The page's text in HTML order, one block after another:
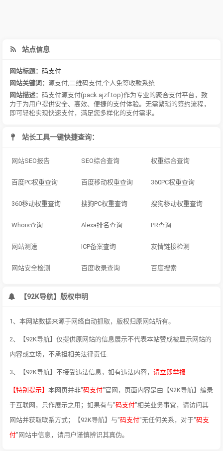
站点信息
网站标题： 码支付
网站关键词： 源支付 二维码支付 个人免签收款系统
网站描述： 码支付源支付(pack.ajzf.top)作为专业的聚合支付平台，致
力于为用户提供安全、高效、便捷的支付体验。无需繁琐的签约流程，
即可轻松实现快速支付，满足您多样化的支付需求。
站长工具一键快捷查询：
网站SEO报告 SEO综合查询 权重综合查询
百度PC权重查询 百度移动权重查询 360PC权重查询
360移动权重查询 搜狗PC权重查询 搜狗移动权重查询
Whois查询 Alexa排名查询 PR查询
网站测速 ICP备案查询 友情链接检测
网站安全检测 百度收录查询 百度搜索
【92K导航】版权申明
1、本网站数据来源于网络自动抓取，版权归原网站所有。
2、【92K导航】仅提供原网站的信息展示不代表本站赞成被显示网站的
内容或立场，不承担相关法律责任.
3、【92K导航】不接受违法信息，如有违法内容， 请立即举报
【特别提示】 本网页并非"码支付"官网，页面内容是由【92K导航】编录
于互联网，只作展示之用；如果有与"码支付"相关业务事宜，请访问其
网站并获取联系方式；【92K导航】与"码支付"无任何关系，对于"码支
付"网站中信息，请用户谨慎辨识其真伪。